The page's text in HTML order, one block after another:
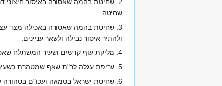
2. שחיטת בהמה שאסורה באיסור
שחיטה.
3. שחיטת בהמה שאסורה באכילה מצד
ולהתיר איסור נבילה ולשאר עניינים.
4. מליקת עוף קדשים ושעיר המשתלח שאסורים מטעם נבילה אך מטהרת מטומאתם ועובר עליה באותו ואת בנו. דמליקתם ודחייתם לצוק זוהי שחיטתם.
5. עריפת עגלה לר"ת שאף שמטהרת כשעיר המשתלח לא עובר עליה באותו ואת בנו שלא הוי קרבן ולא שייך בה לומר עריפתה זוהי שחיטתה ומ"מ מטהרת מידי נבילה.
6. שחיטת ישראל בטמאה ועכו"ם בטהורה לחזקיה לקמן קכא: שאף שמנבלת מ"מ מתרת אבמה"ח במפרכסת שכיון שהוי שחיטה כדינה נחשבת מיתה מיד.